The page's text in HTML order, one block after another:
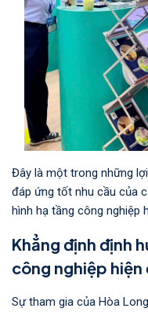
Đây là một trong những
đáp ứng tốt nhu cầu của
hình hạ tầng công nghiệp
Khẳng định định
công nghiệp hiện
Sự tham gia của Hòa